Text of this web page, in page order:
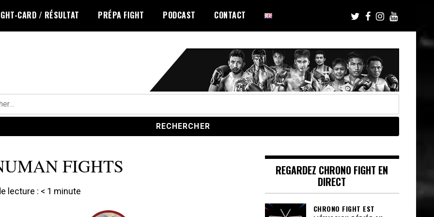
CARD / RÉSULTAT PRÉPA FIGHT PODCAST CONTACT
:
FIGHTS
lecture : < 1 minute
REGARDEZ CHRONO FIGHT EN
DIRECT
CHRONO FIGHT EST